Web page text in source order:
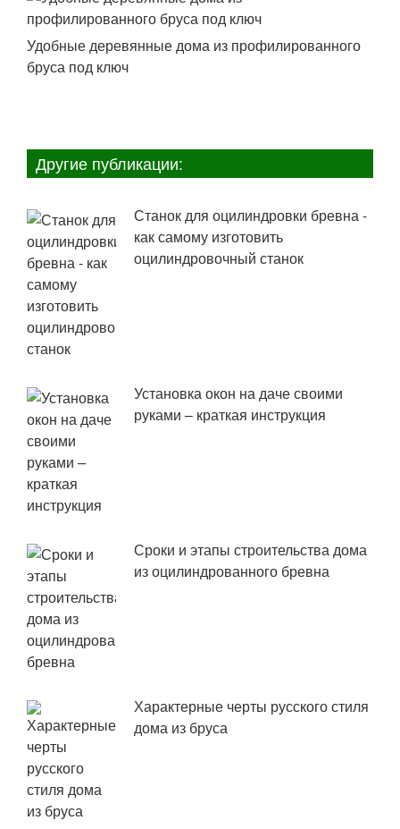
Удобные деревянные дома из профилированного
бруса под ключ
Другие публикации:
Станок для оцилиндровки бревна -
как самому изготовить
оцилиндровочный станок
Установка окон на даче своими
руками – краткая инструкция
Сроки и этапы строительства дома
из оцилиндрованного бревна
Характерные черты русского стиля
дома из бруса